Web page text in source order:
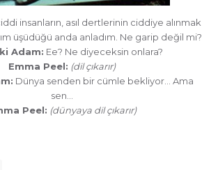
insanların, asıl dertlerinin ciddiye alınmak
üşüdüğü anda anladım. Ne garip değil mi?
Adam: Ee? Ne diyeceksin onlara?
Emma Peel: (dil çıkarır)
Dünya senden bir cümle bekliyor… Ama
sen…
Peel: (dünyaya dil çıkarır)